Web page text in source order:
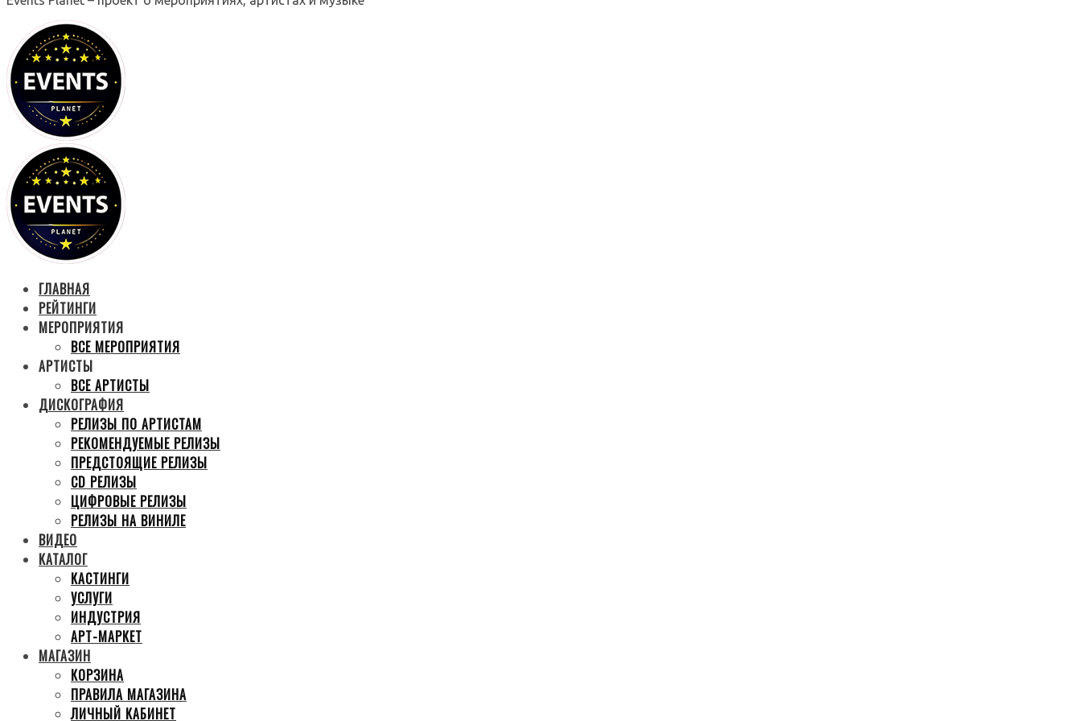
ГЛАВНАЯ
РЕЙТИНГИ
МЕРОПРИЯТИЯ
ВСЕ МЕРОПРИЯТИЯ
АРТИСТЫ
ВСЕ АРТИСТЫ
ДИСКОГРАФИЯ
РЕЛИЗЫ ПО АРТИСТАМ
РЕКОМЕНДУЕМЫЕ РЕЛИЗЫ
ПРЕДСТОЯЩИЕ РЕЛИЗЫ
CD РЕЛИЗЫ
ЦИФРОВЫЕ РЕЛИЗЫ
РЕЛИЗЫ НА ВИНИЛЕ
ВИДЕО
КАТАЛОГ
КАСТИНГИ
УСЛУГИ
ИНДУСТРИЯ
АРТ-МАРКЕТ
МАГАЗИН
КОРЗИНА
ПРАВИЛА МАГАЗИНА
ЛИЧНЫЙ КАБИНЕТ